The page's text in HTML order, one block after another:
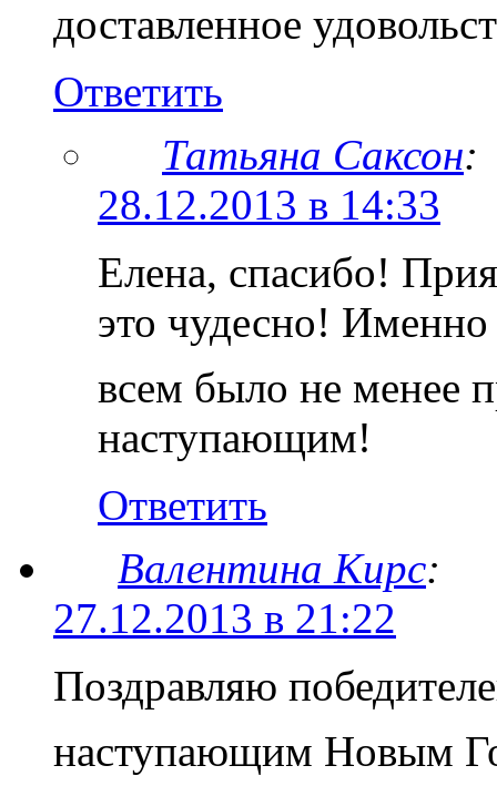
доставленное
Ответить
Татьяна Саксон:
28.12.2013 в 14:33
Елена, спасибо!
это чудесно! Именно
всем было не менее
наступающим!
Ответить
Валентина Кирс:
27.12.2013 в 21:22
Поздравляю
наступающим Новым